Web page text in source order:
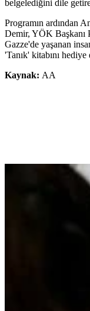
belgelediğini dile
Programın ardından
Demir, YÖK Başkanı
Gazze'de yaşanan
'Tanık' kitabını hediye
Kaynak: AA